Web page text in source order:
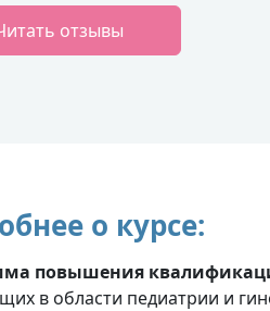
отзывы
о курсе:
повышения
в области педиатрии и